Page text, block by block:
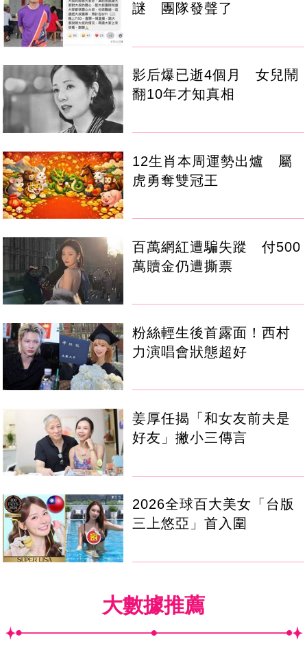
謎 團隊發聲了
影后爆已逝4個月 女兒鬧
翻10年才知真相
12生肖本周運勢出爐 屬
虎勇奪雙冠王
百萬網紅遭騙失蹤 付500
萬贖金仍遭撕票
粉絲輕生後首露面！西村
力演唱會狀態超好
姜厚任揭「和女友前夫是
好友」撇小三傳言
2026全球百大美女「台版
三上悠亞」首入圍
大數據推薦